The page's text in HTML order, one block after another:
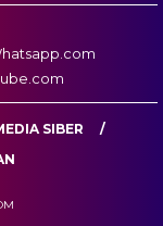
SIBER